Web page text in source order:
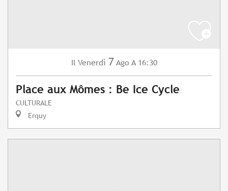
Il Venerdì 7 Ago A 16:30
Place aux Mômes : Be Ice Cycle
CULTURALE
Erquy